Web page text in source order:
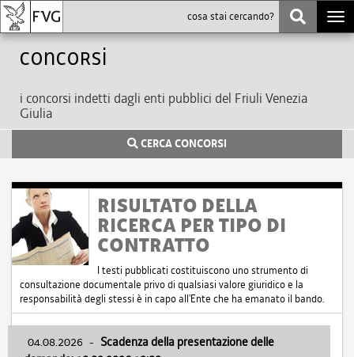
Concorsi
i concorsi indetti dagli enti pubblici del Friuli Venezia
Giulia
CERCA CONCORSI
RISULTATO DELLA
RICERCA PER TIPO DI
CONTRATTO
I testi pubblicati costituiscono uno strumento di
consultazione documentale privo di qualsiasi valore giuridico e la
responsabilità degli stessi è in capo all'Ente che ha emanato il bando.
04.08.2026 - Scadenza della presentazione delle